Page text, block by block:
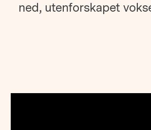
ned, utenforskapet